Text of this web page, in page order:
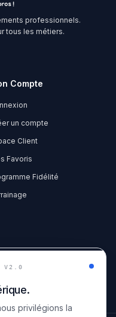
V2.0
privilégions la
professionnels.
tous les métiers.
Compte
un compte
Client
Favoris
Fidélité